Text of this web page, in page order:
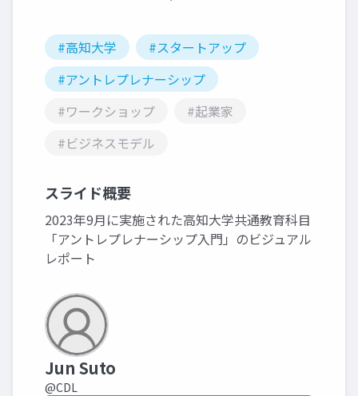
#高知大学
#スタートアップ
#アントレプレナーシップ
#ワークショップ
#起業家
#ビジネスモデル
スライド概要
2023年9月に実施された高知大学共通教育科目
「アントレプレナーシップ入門」のビジュアル
レポート
Jun Suto
@CDL